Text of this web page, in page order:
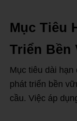
Mục Tiêu
Triển Bền
Mục tiêu dài
phát triển bền
cầu. Việc áp